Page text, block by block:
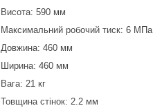
Висота: 590 мм
Максимальний робочий тиск: 6 МПа
Довжина: 460 мм
Ширина: 460 мм
Вага: 21 кг
Товщина стінок: 2.2 мм